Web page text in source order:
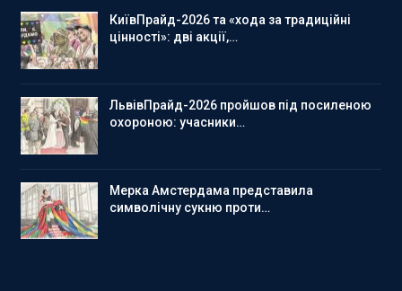
КиївПрайд-2026 та «хода за традиційні
цінності»: дві акції,…
ЛьвівПрайд-2026 пройшов під посиленою
охороною: учасники…
Мерка Амстердама представила
символічну сукню проти…